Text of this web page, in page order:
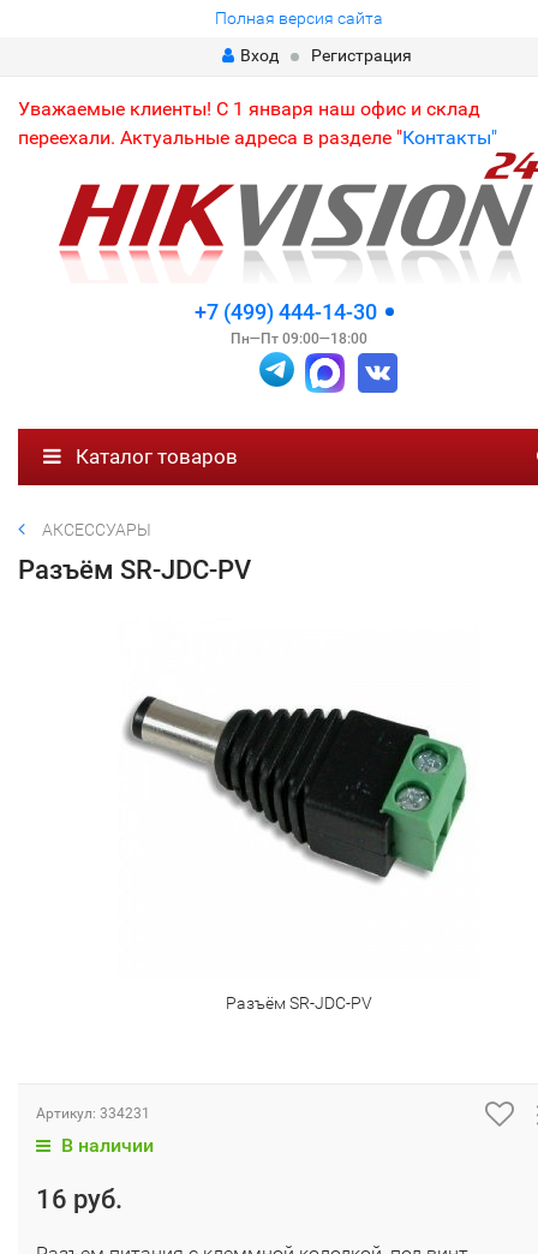
Полная версия сайта
Вход
Регистрация
Уважаемые клиенты! С 1 января наш офис и склад
переехали. Актуальные адреса в разделе "Контакты"
+7 (499) 444-14-30
Пн—Пт 09:00—18:00
Каталог товаров
АКСЕССУАРЫ
Разъём SR-JDC-PV
Разъём SR-JDC-PV
Артикул: 334231
В наличии
16 руб.